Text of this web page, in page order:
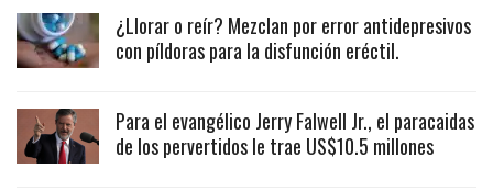
¿Llorar o reír? Mezclan por error antidepresivos
con píldoras para la disfunción eréctil.
Para el evangélico Jerry Falwell Jr., el paracaidas
de los pervertidos le trae US$10.5 millones